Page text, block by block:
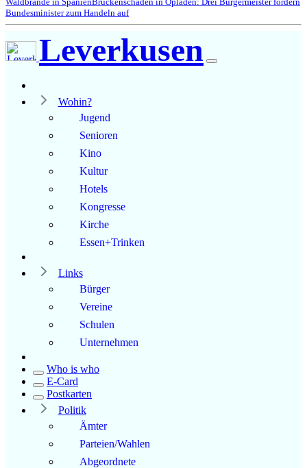
Bundesminister zum Handeln auf
Leverkusen
Wohin?
Jugend
Senioren
Kino
Kultur
Hotels
Kongresse
Kirche
Essen+Trinken
Links
Bürger
Vereine
Schulen
Unternehmen
Who is who
E-Card
Postkarten
Politik
Ämter
Parteien/Wahlen
Abgeordnete